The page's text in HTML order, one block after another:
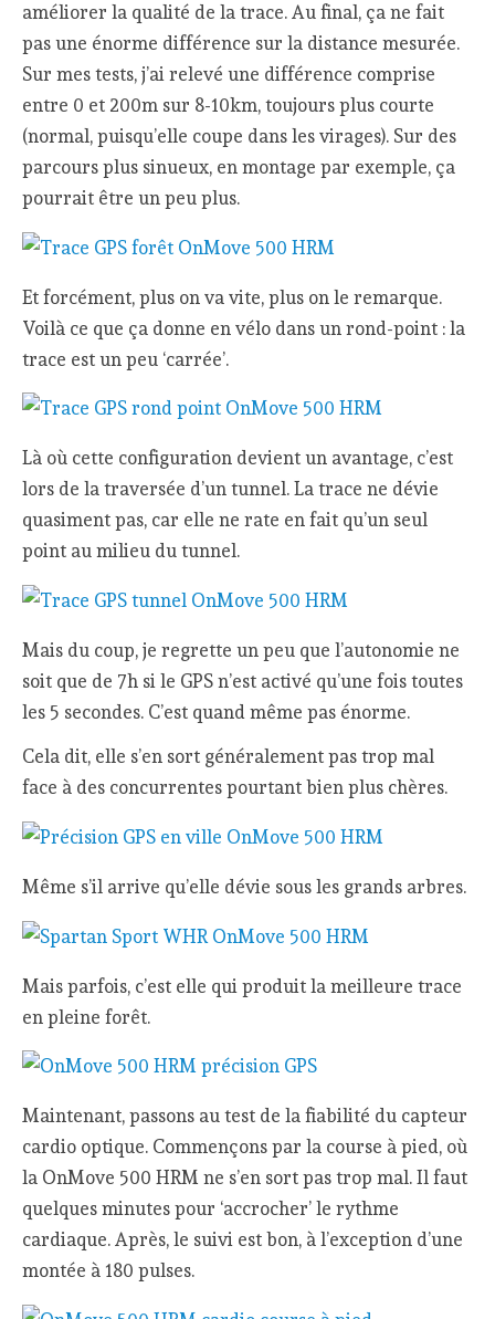
améliorer la qualité de la trace. Au final, ça ne fait
pas une énorme différence sur la distance mesurée.
Sur mes tests, j’ai relevé une différence comprise
entre 0 et 200m sur 8-10km, toujours plus courte
(normal, puisqu’elle coupe dans les virages). Sur des
parcours plus sinueux, en montage par exemple, ça
pourrait être un peu plus.
Et forcément, plus on va vite, plus on le remarque.
Voilà ce que ça donne en vélo dans un rond-point : la
trace est un peu ‘carrée’.
Là où cette configuration devient un avantage, c’est
lors de la traversée d’un tunnel. La trace ne dévie
quasiment pas, car elle ne rate en fait qu’un seul
point au milieu du tunnel.
Mais du coup, je regrette un peu que l’autonomie ne
soit que de 7h si le GPS n’est activé qu’une fois toutes
les 5 secondes. C’est quand même pas énorme.
Cela dit, elle s’en sort généralement pas trop mal
face à des concurrentes pourtant bien plus chères.
Même s’il arrive qu’elle dévie sous les grands arbres.
Mais parfois, c’est elle qui produit la meilleure trace
en pleine forêt.
Maintenant, passons au test de la fiabilité du capteur
cardio optique. Commençons par la course à pied, où
la OnMove 500 HRM ne s’en sort pas trop mal. Il faut
quelques minutes pour ‘accrocher’ le rythme
cardiaque. Après, le suivi est bon, à l’exception d’une
montée à 180 pulses.